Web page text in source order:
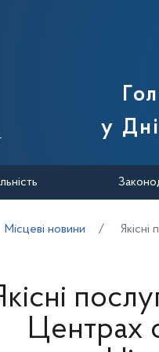
Державної
у
Місцеві новини Якісні
Центрах